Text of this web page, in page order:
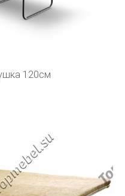
120см